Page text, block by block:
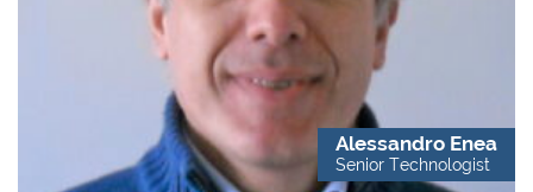
Alessandro Enea
Senior Technologist